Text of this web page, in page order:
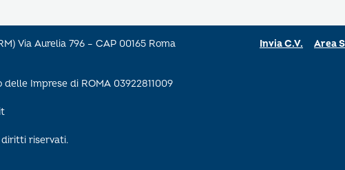
Via Aurelia 796 – CAP 00165 Roma
delle Imprese di ROMA 03922811009
diritti riservati.
Invia C.V. Area